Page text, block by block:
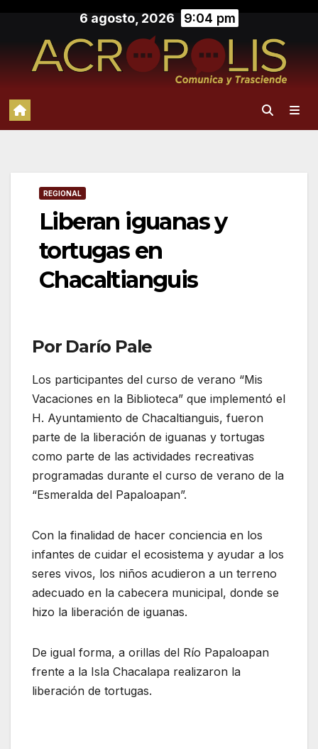
contenido
6 agosto, 2026 9:04 pm
REGIONAL
Liberan iguanas y
tortugas en
Chacaltianguis
Por Darío Pale
Los participantes del curso de verano “Mis
Vacaciones en la Biblioteca” que implementó el
H. Ayuntamiento de Chacaltianguis, fueron
parte de la liberación de iguanas y tortugas
como parte de las actividades recreativas
programadas durante el curso de verano de la
“Esmeralda del Papaloapan”.
Con la finalidad de hacer conciencia en los
infantes de cuidar el ecosistema y ayudar a los
seres vivos, los niños acudieron a un terreno
adecuado en la cabecera municipal, donde se
hizo la liberación de iguanas.
De igual forma, a orillas del Río Papaloapan
frente a la Isla Chacalapa realizaron la
liberación de tortugas.